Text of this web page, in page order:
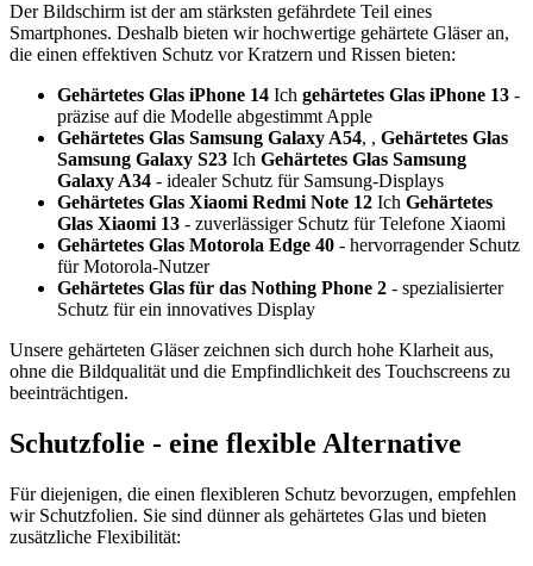
Der Bildschirm ist der am stärksten gefährdete Teil eines
Smartphones. Deshalb bieten wir hochwertige gehärtete Gläser an,
die einen effektiven Schutz vor Kratzern und Rissen bieten:
Gehärtetes Glas iPhone 14 Ich gehärtetes Glas iPhone 13 -
präzise auf die Modelle abgestimmt Apple
Gehärtetes Glas Samsung Galaxy A54, , Gehärtetes Glas
Samsung Galaxy S23 Ich Gehärtetes Glas Samsung
Galaxy A34 - idealer Schutz für Samsung-Displays
Gehärtetes Glas Xiaomi Redmi Note 12 Ich Gehärtetes
Glas Xiaomi 13 - zuverlässiger Schutz für Telefone Xiaomi
Gehärtetes Glas Motorola Edge 40 - hervorragender Schutz
für Motorola-Nutzer
Gehärtetes Glas für das Nothing Phone 2 - spezialisierter
Schutz für ein innovatives Display
Unsere gehärteten Gläser zeichnen sich durch hohe Klarheit aus,
ohne die Bildqualität und die Empfindlichkeit des Touchscreens zu
beeinträchtigen.
Schutzfolie - eine flexible Alternative
Für diejenigen, die einen flexibleren Schutz bevorzugen, empfehlen
wir Schutzfolien. Sie sind dünner als gehärtetes Glas und bieten
zusätzliche Flexibilität: